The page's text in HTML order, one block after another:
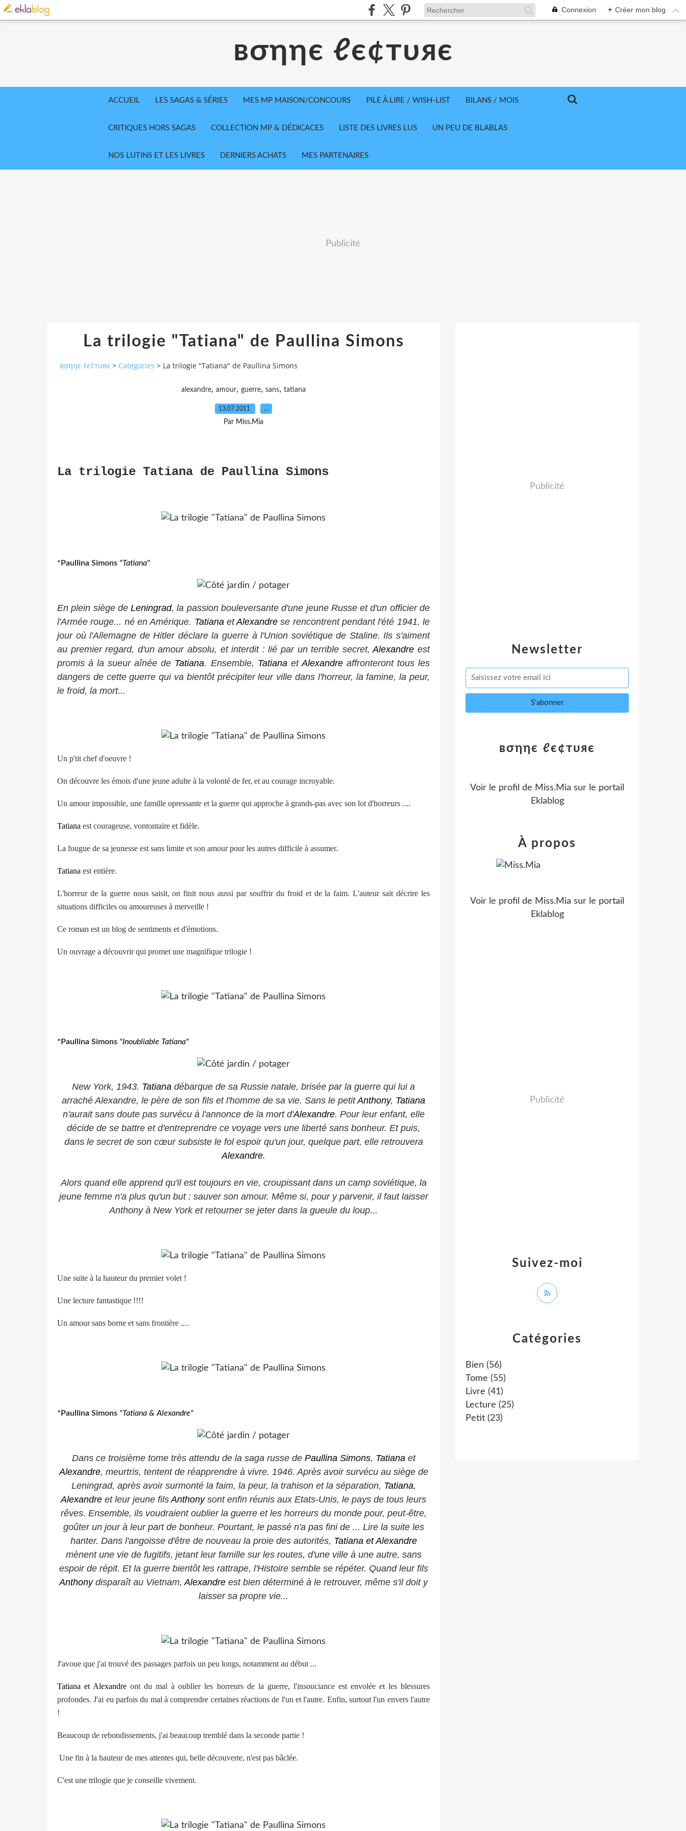
Connexion + Créer mon blog
вσηηє ℓє¢тυяє
ACCUEIL LES SAGAS & SÉRIES MES MP MAISON/CONCOURS PILE À LIRE / WISH-LIST BILANS / MOIS
CRITIQUES HORS SAGAS COLLECTION MP & DÉDICACES LISTE DES LIVRES LUS UN PEU DE BLABLAS
NOS LUTINS ET LES LIVRES DERNIERS ACHATS MES PARTENAIRES
Publicité
La trilogie "Tatiana" de Paullina Simons
вσηηє ℓє¢тυяє > Categories > La trilogie "Tatiana" de Paullina Simons
alexandre, amour, guerre, sans, tatiana
13.07.2011 …
Par Miss.Mia
La trilogie Tatiana de Paullina Simons
*Paullina Simons "Tatiana"
En plein siège deLeningrad, la passion bouleversante d'une jeune Russe et d'un officier de
l'Armée rouge... né en Amérique. Tatiana etAlexandre se rencontrent pendant l'été 1941, le
jour où l'Allemagne de Hitler déclare la guerre à l'Union soviétique de Staline. Ils s'aiment
au premier regard, d'un amour absolu, et interdit : lié par un terrible secret,Alexandre est
promis à la sueur aînée de Tatiana. Ensemble, Tatiana et Alexandreaffronteront tous les
dangers de cette guerre qui va bientôt précipiter leur ville dans l'horreur, la famine, la peur,
le froid, la mort...
Un p'tit chef d'oeuvre !
On découvre les émois d'une jeune adulte à la volonté de fer, et au courage incroyable.
Un amour impossible, une famille opressante et la guerre qui approche à grands-pas avec son lot d'horreurs ....
Tatiana est courageuse, vontontaire et fidèle.
La fougue de sa jeunesse est sans limite et son amour pour les autres difficile à assumer.
Tatiana est entière.
L'horreur de la guerre nous saisit, on finit nous aussi par souffrir du froid et de la faim. L'auteur sait décrire les
situations difficiles ou amoureuses à merveille !
Ce roman est un blog de sentiments et d'émotions.
Un ouvrage a découvrir qui promet une magnifique trilogie !
*Paullina Simons "Inoubliable Tatiana"
New York, 1943. Tatiana débarque de sa Russie natale, brisée par la guerre qui lui a
arraché Alexandre, le père de son fils et l'homme de sa vie. Sans le petitAnthony, Tatiana
n'aurait sans doute pas survécu à l'annonce de la mort d'Alexandre. Pour leur enfant, elle
décide de se battre et d'entreprendre ce voyage vers une liberté sans bonheur. Et puis,
dans le secret de son cœur subsiste le fol espoir qu'un jour, quelque part, elle retrouvera
Alexandre.
Alors quand elle apprend qu'il est toujours en vie, croupissant dans un camp soviétique, la
jeune femme n'a plus qu'un but : sauver son amour. Même si, pour y parvenir, il faut laisser
Anthony à New York et retourner se jeter dans la gueule du loup...
Une suite à la hauteur du premier volet !
Une lecture fantastique !!!!
Un amour sans borne et sans frontière ....
*Paullina Simons "Tatiana & Alexandre"
Dans ce troisième tome très attendu de la saga russe de Paullina Simons, Tatiana et
Alexandre, meurtris, tentent de réapprendre à vivre. 1946. Après avoir survécu au siège de
Leningrad, après avoir surmonté la faim, la peur, la trahison et la séparation, Tatiana,
Alexandre et leur jeune fils Anthonysont enfin réunis aux Etats-Unis, le pays de tous leurs
rêves. Ensemble, ils voudraient oublier la guerre et les horreurs du monde pour, peut-être,
goûter un jour à leur part de bonheur. Pourtant, le passé n'a pas fini de ... Lire la suite les
hanter. Dans l'angoisse d'être de nouveau la proie des autorités, Tatiana et Alexandre
mènent une vie de fugitifs, jetant leur famille sur les routes, d'une ville à une autre, sans
espoir de répit. Et la guerre bientôt les rattrape, l'Histoire semble se répéter. Quand leur fils
Anthonydisparaît au Vietnam, Alexandre est bien déterminé à le retrouver, même s'il doit y
laisser sa propre vie...
J'avoue que j'ai trouvé des passages parfois un peu longs, notamment au début ...
Tatiana et Alexandre ont du mal à oublier les horreurs de la guerre, l'insouciance est envolée et les blessures
profondes. J'ai eu parfois du mal à comprendre certaines réactions de l'un et l'autre. Enfin, surtout l'un envers l'autre
!
Beaucoup de rebondissements, j'ai beaucoup tremblé dans la seconde partie !
Une fin à la hauteur de mes attentes qui, belle découverte, n'est pas bâclée.
C'est une trilogie que je conseille vivement.
Newsletter
Publicité
Catégories
Bien (56)
Tome (55)
Livre (41)
Lecture (25)
Petit (23)
вσηηє ℓє¢тυяє
Voir le profil de Miss.Mia sur le portail
Eklablog
Suivez-moi
À propos
Voir le profil de Miss.Mia sur le portail
Eklablog
Publicité